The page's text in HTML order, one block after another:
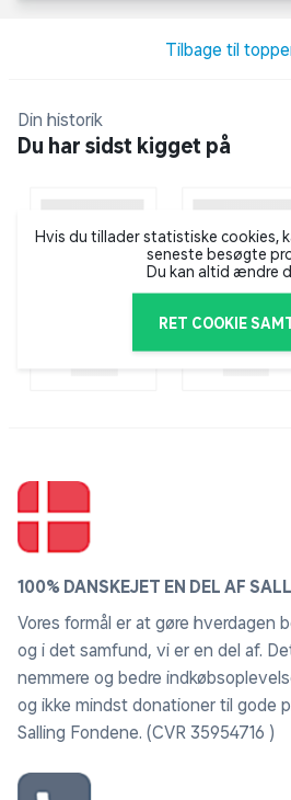
legetøj giver de mindste
Små børn lærer om tal ved at
kugler de vil have, og stable det
22 elementer.
Tilbage til
Din historik
Du har sidst kigget på
Hvis du tillader statistiske cookies,
seneste besøgte
Du kan altid ændre
RET COOKIE
100% DANSKEJET EN DEL AF
Vores formål er at gøre hverdagen
og i det samfund, vi er en del af.
nemmere og bedre
og ikke mindst donationer til gode
Salling Fondene. (CVR 35954716 )